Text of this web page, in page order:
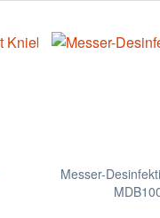
Messer-